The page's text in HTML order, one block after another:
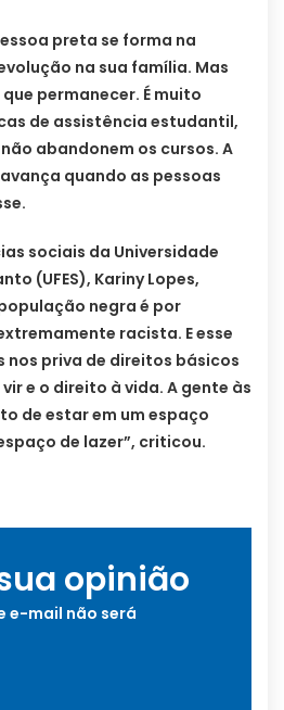
preta se forma na
na sua família. Mas
permanecer. É muito
de assistência estudantil,
abandonem os cursos. A
quando as pessoas
sociais da Universidade
(UFES), Kariny Lopes,
negra é por
racista. E esse
nos priva de direitos básicos
e o direito à vida. A gente às
de estar em um espaço
de lazer”, criticou.
opinião
e-mail não será